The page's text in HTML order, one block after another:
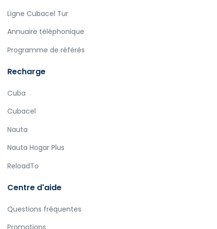
Ligne Cubacel Tur
Annuaire téléphonique
Programme de référés
Recharge
Cuba
Cubacel
Nauta
Nauta Hogar Plus
ReloadTo
Centre d'aide
Questions fréquentes